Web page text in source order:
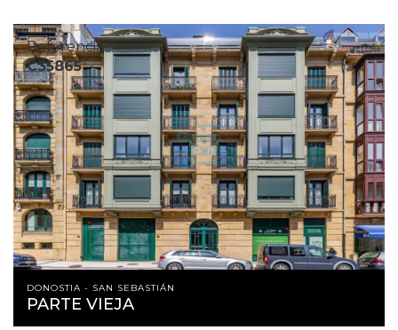
Referencia
C35865
DONOSTIA - SAN SEBASTIÁN
PARTE VIEJA